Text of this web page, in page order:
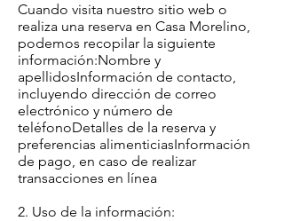
Cuando visita nuestro sitio web o
realiza una reserva en Casa Morelino,
podemos recopilar la siguiente
información:Nombre y
apellidosInformación de contacto,
incluyendo dirección de correo
electrónico y número de
teléfonoDetalles de la reserva y
preferencias alimenticiasInformación
de pago, en caso de realizar
transacciones en línea
2. Uso de la información: